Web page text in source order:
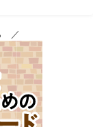
／